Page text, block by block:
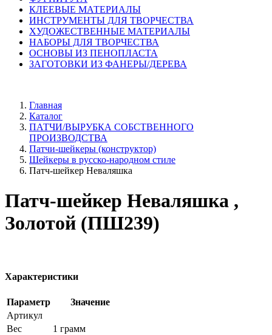
КЛЕЕВЫЕ МАТЕРИАЛЫ
ИНСТРУМЕНТЫ ДЛЯ ТВОРЧЕСТВА
ХУДОЖЕСТВЕННЫЕ МАТЕРИАЛЫ
НАБОРЫ ДЛЯ ТВОРЧЕСТВА
ОСНОВЫ ИЗ ПЕНОПЛАСТА
ЗАГОТОВКИ ИЗ ФАНЕРЫ/ДЕРЕВА
Главная
Каталог
ПАТЧИ/ВЫРУБКА СОБСТВЕННОГО
ПРОИЗВОДСТВА
Патчи-шейкеры (конструктор)
Шейкеры в русско-народном стиле
Патч-шейкер Неваляшка
Патч-шейкер Неваляшка ,
Золотой (ПШ239)
Характеристики
Параметр
Значение
Артикул
Вес
1 грамм